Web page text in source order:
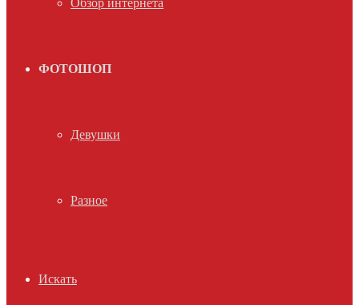
Обзор интернета
ФОТОШОП
Девушки
Разное
Искать